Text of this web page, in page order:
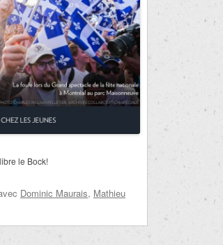
le Bock!
Dominic Maurais, Mathieu